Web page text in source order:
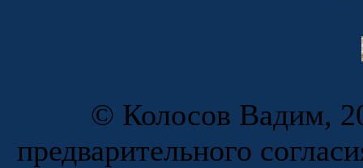
© Колосов Вадим,
предварительного